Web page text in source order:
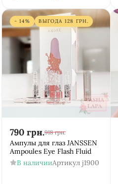
- 14% ВЫГОДА 128 ГРН.
790 грн.918 грн.
Ампулы для глаз JANSSEN
Ampoules Eye Flash Fluid
В наличииАртикул j1900